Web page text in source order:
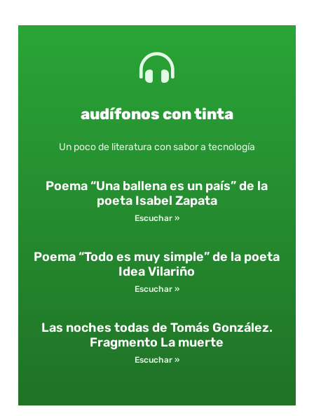
audífonos con tinta
Un poco de literatura con sabor a tecnología
Poema “Una ballena es un país” de la
poeta Isabel Zapata
Escuchar »
Poema “Todo es muy simple” de la poeta
Idea Vilariño
Escuchar »
Las noches todas de Tomás González.
Fragmento La muerte
Escuchar »